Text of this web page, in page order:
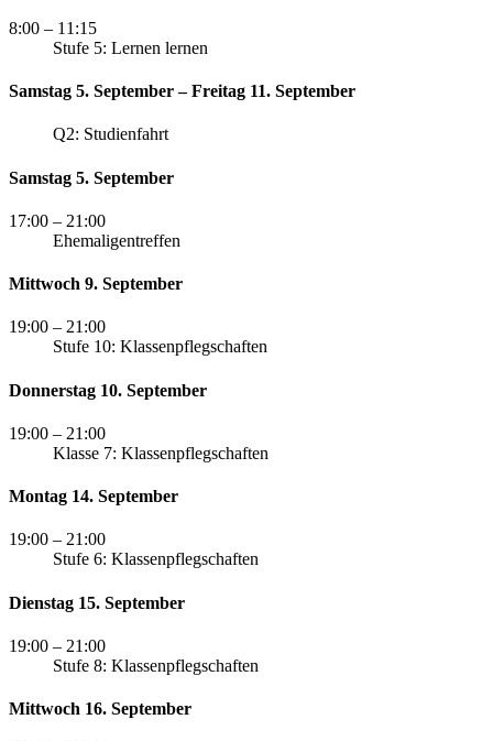
8:00 – 11:15
Stufe 5: Lernen lernen
Samstag 5. September – Freitag 11. September
Q2: Studienfahrt
Samstag 5. September
17:00 – 21:00
Ehemaligentreffen
Mittwoch 9. September
19:00 – 21:00
Stufe 10: Klassenpflegschaften
Donnerstag 10. September
19:00 – 21:00
Klasse 7: Klassenpflegschaften
Montag 14. September
19:00 – 21:00
Stufe 6: Klassenpflegschaften
Dienstag 15. September
19:00 – 21:00
Stufe 8: Klassenpflegschaften
Mittwoch 16. September